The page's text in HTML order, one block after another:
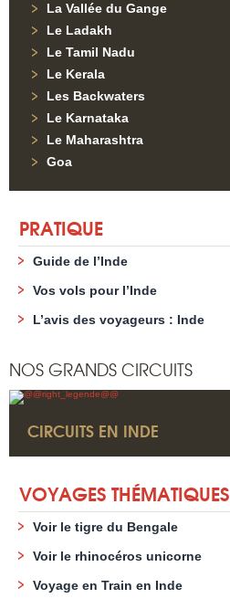
La Vallée du Gange
Le Ladakh
Le Tamil Nadu
Le Kerala
Les Backwaters
Le Karnataka
Le Maharashtra
Goa
PRATIQUE
Guide de l’Inde
Vos vols pour l’Inde
L’avis des voyageurs : Inde
NOS GRANDS CIRCUITS
CIRCUITS EN INDE
VOYAGES THÉMATIQUES
Voir le tigre du Bengale
Voir le rhinocéros unicorne
Voyage en Train en Inde